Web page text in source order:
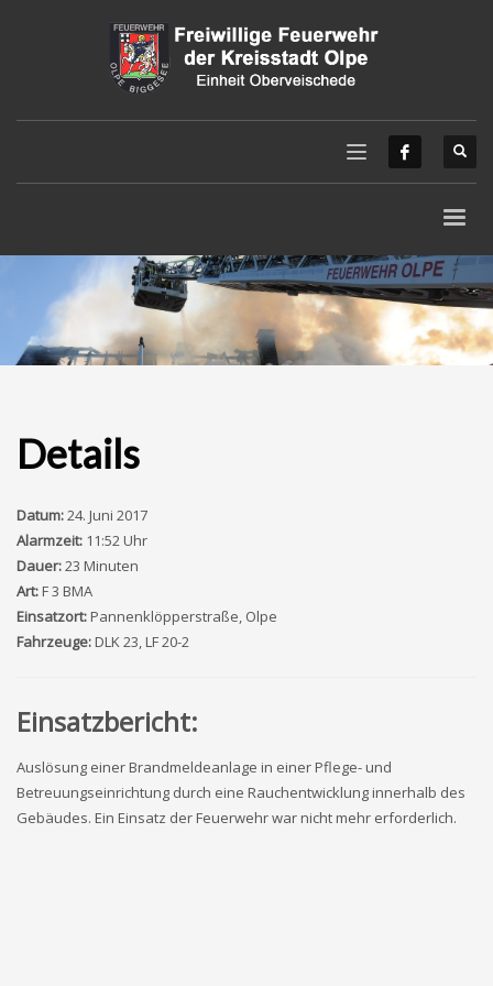
Details
Datum:24. Juni 2017
Alarmzeit: 11:52 Uhr
Dauer:23 Minuten
Art:F 3 BMA
Einsatzort:Pannenklöpperstraße, Olpe
Fahrzeuge:DLK 23, LF 20-2
Einsatzbericht:
Auslösung einer Brandmeldeanlage in einer Pflege- und
Betreuungseinrichtung durch eine Rauchentwicklung innerhalb des
Gebäudes. Ein Einsatz der Feuerwehr war nicht mehr erforderlich.